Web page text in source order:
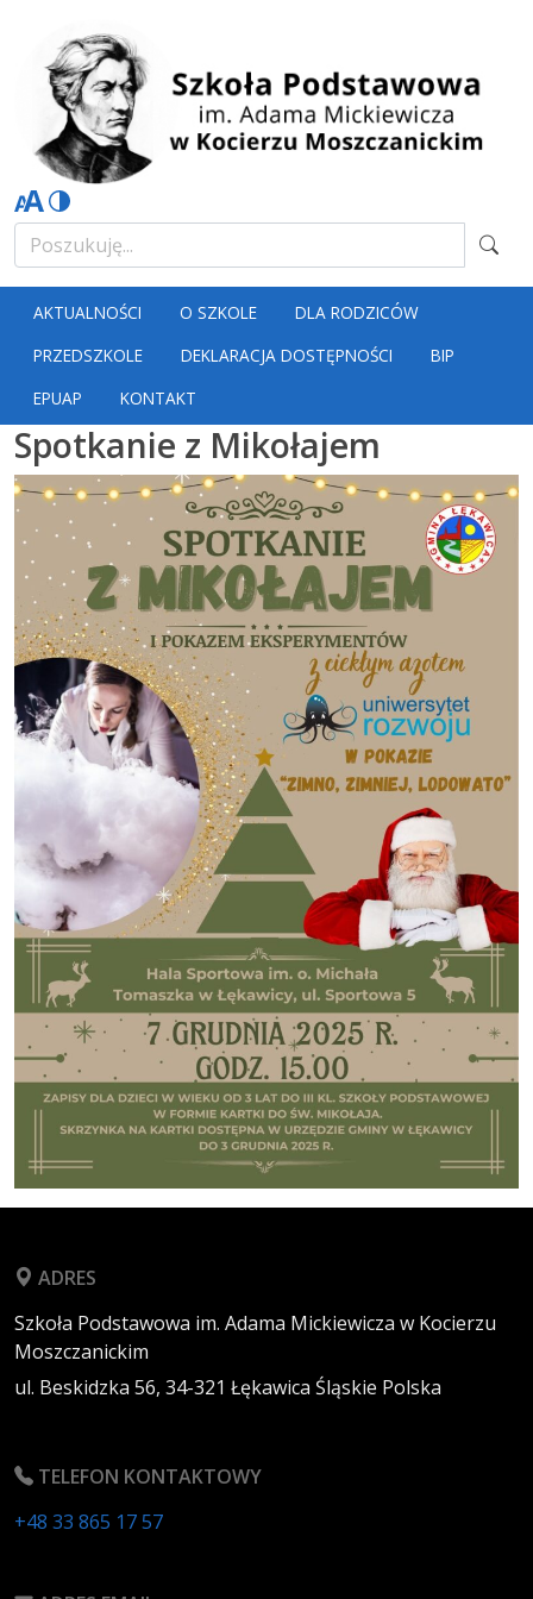
AKTUALNOŚCI O SZKOLE
DLA RODZICÓW
PRZEDSZKOLE
DEKLARACJA DOSTĘPNOŚCI
BIP
EPUAP
KONTAKT
Spotkanie z Mikołajem
ADRES
Szkoła Podstawowa im. Adama Mickiewicza w Kocierzu
Moszczanickim
ul. Beskidzka 56, 34-321 Łękawica Śląskie Polska
TELEFON KONTAKTOWY
+48 33 865 17 57